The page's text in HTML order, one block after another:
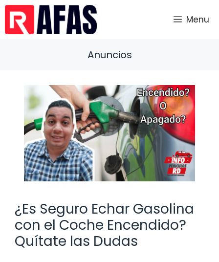
Saltar
contenido
Menu
Anuncios
¿Es Seguro Echar Gasolina
con el Coche Encendido?
Quítate las Dudas